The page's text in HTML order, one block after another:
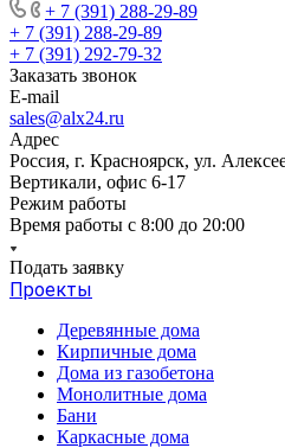
+ 7 (391) 288-29-89
+ 7 (391) 288-29-89
+ 7 (391) 292-79-32
Заказать звонок
E-mail
sales@alx24.ru
Адрес
Россия, г. Красноярск, ул.
Вертикали, офис 6-17
Режим работы
Время работы с 8:00 до 20:00
Подать заявку
Проекты
Деревянные дома
Кирпичные дома
Дома из газобетона
Монолитные дома
Бани
Каркасные дома